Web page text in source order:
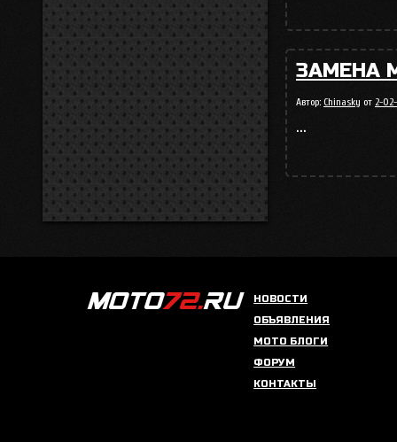
ЗАМЕНА
Автор: Chinasky от 2-
...
НОВОСТИ
ОБЪЯВЛЕНИЯ
МОТО БЛОГИ
ФОРУМ
КОНТАКТЫ